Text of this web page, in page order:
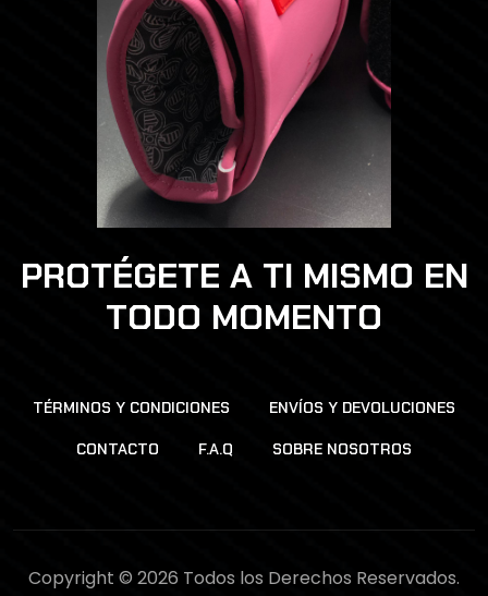
PROTÉGETE A TI MISMO EN
TODO MOMENTO
TÉRMINOS Y CONDICIONES ENVÍOS Y DEVOLUCIONES
CONTACTO F.A.Q SOBRE NOSOTROS
Copyright © 2026 Todos los Derechos Reservados.